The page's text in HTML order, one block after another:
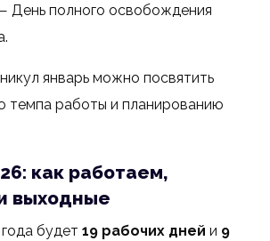
День полного освобождения
январь можно посвятить
темпа работы и планированию
как работаем,
выходные
будет 19 рабочих дней и 9